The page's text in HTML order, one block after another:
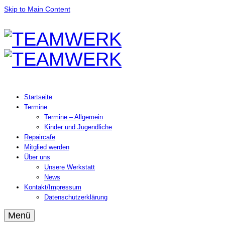
Skip to Main Content
Startseite
Termine
Termine – Allgemein
Kinder und Jugendliche
Repaircafe
Mitglied werden
Über uns
Unsere Werkstatt
News
Kontakt/Impressum
Datenschutzerklärung
Menü